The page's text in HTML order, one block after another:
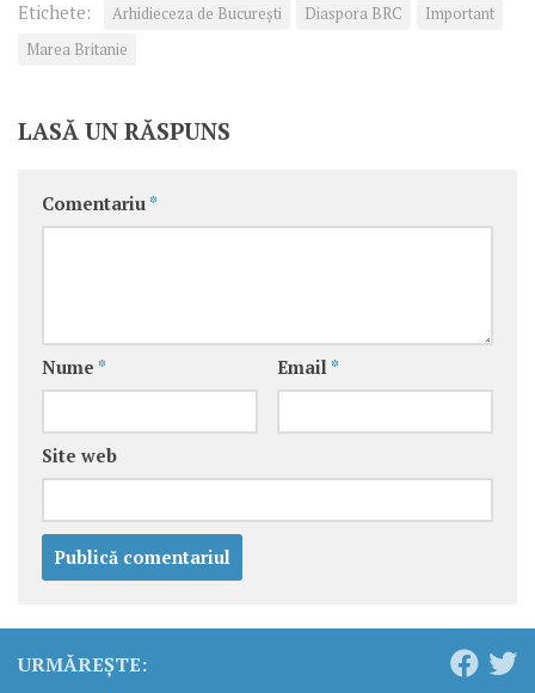
Etichete: Arhidieceza de București Diaspora BRC
Important
Marea Britanie
LASĂ UN RĂSPUNS
Comentariu *
Nume * Email *
Site web
URMĂREȘTE: